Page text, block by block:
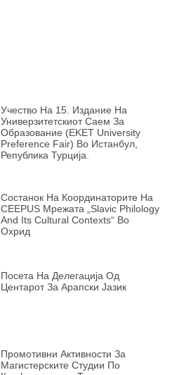
Учество На 15. Издание На
Универзитетскиот Саем За
Образование (EKET University
Preference Fair) Во Истанбул,
Република Турција.
Состанок На Координаторите На
CEEPUS Мрежата „Slavic Philology
And Its Cultural Contexts“ Во
Охрид
Посета На Делегација Од
Центарот За Арапски Јазик
Промотивни Активности За
Магистерските Студии По